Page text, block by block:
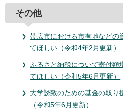
その他
帯広市における市有地などの
てほしい（令和4年2月更新）
ふるさと納税について寄付額
てほしい（令和5年6月更新）
大学誘致のための基金の取り
（令和5年6月更新）